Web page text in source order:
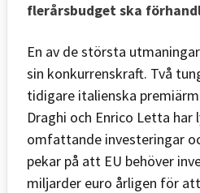
flerårsbudget ska
En av de största
sin konkurrenskraft. Två
tidigare italienska
Draghi och Enrico Letta
omfattande investeringar
pekar på att EU behöver
miljarder euro årligen för